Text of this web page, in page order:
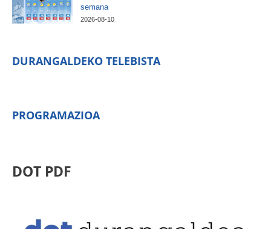
semana
2026-08-10
DURANGALDEKO TELEBISTA
PROGRAMAZIOA
DOT PDF